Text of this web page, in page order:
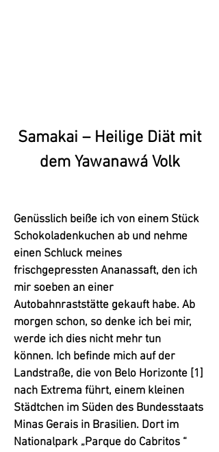
Samakai – Heilige Diät mit
dem Yawanawá Volk
Genüsslich beiße ich von einem Stück
Schokoladenkuchen ab und nehme
einen Schluck meines
frischgepressten Ananassaft, den ich
mir soeben an einer
Autobahnraststätte gekauft habe. Ab
morgen schon, so denke ich bei mir,
werde ich dies nicht mehr tun
können. Ich befinde mich auf der
Landstraße, die von Belo Horizonte [1]
nach Extrema führt, einem kleinen
Städtchen im Süden des Bundesstaats
Minas Gerais in Brasilien. Dort im
Nationalpark „Parque do Cabritos “